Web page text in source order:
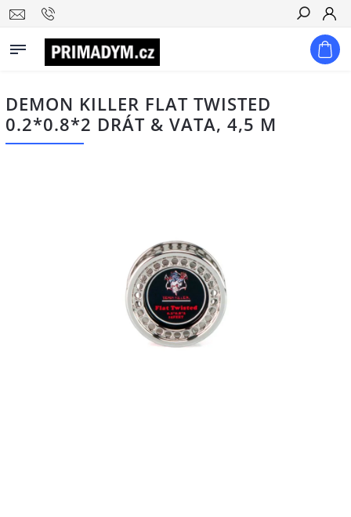
Hledat
DEMON KILLER FLAT TWISTED
0.2*0.8*2 DRÁT & VATA, 4,5 M